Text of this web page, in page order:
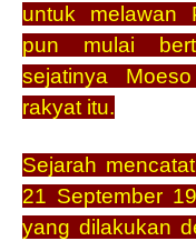
untuk melawan
pun mulai
sejatinya
rakyat itu.
Sejarah
21 September
yang dilakukan